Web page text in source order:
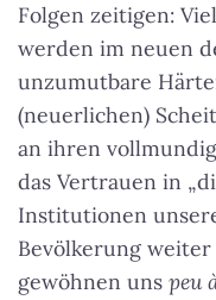
Folgen zeitigen:
werden im neuen
unzumutbare
(neuerlichen)
an ihren
das Vertrauen in
Institutionen
Bevölkerung
gewöhnen uns peu